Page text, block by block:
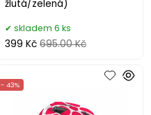
žlutá/zelená)
skladem 6 ks
399 Kč 695.00 Kč
- 43%